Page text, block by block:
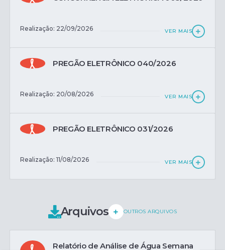
Realização: 22/09/2026 VER MAIS
PREGÃO ELETRÔNICO 040/2026
Realização: 20/08/2026 VER MAIS
PREGÃO ELETRÔNICO 031/2026
Realização: 11/08/2026 VER MAIS
Arquivos OUTROS ARQUIVOS
Relatório de Análise de Água Semana